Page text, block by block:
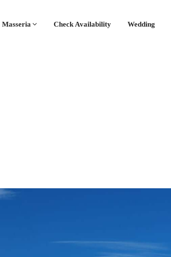
Masseria Check Availability Wedding